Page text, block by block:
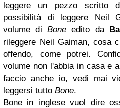
leggere un pezzo scritto
possibilità di leggere Neil
volume diBone edito da
rileggere Neil Gaiman, cosa
offendo, come potrei.
volume non l'abbia in casa e
faccio anche io, vedi mai
leggersi tutto Bone.
Bone in inglese vuol dire